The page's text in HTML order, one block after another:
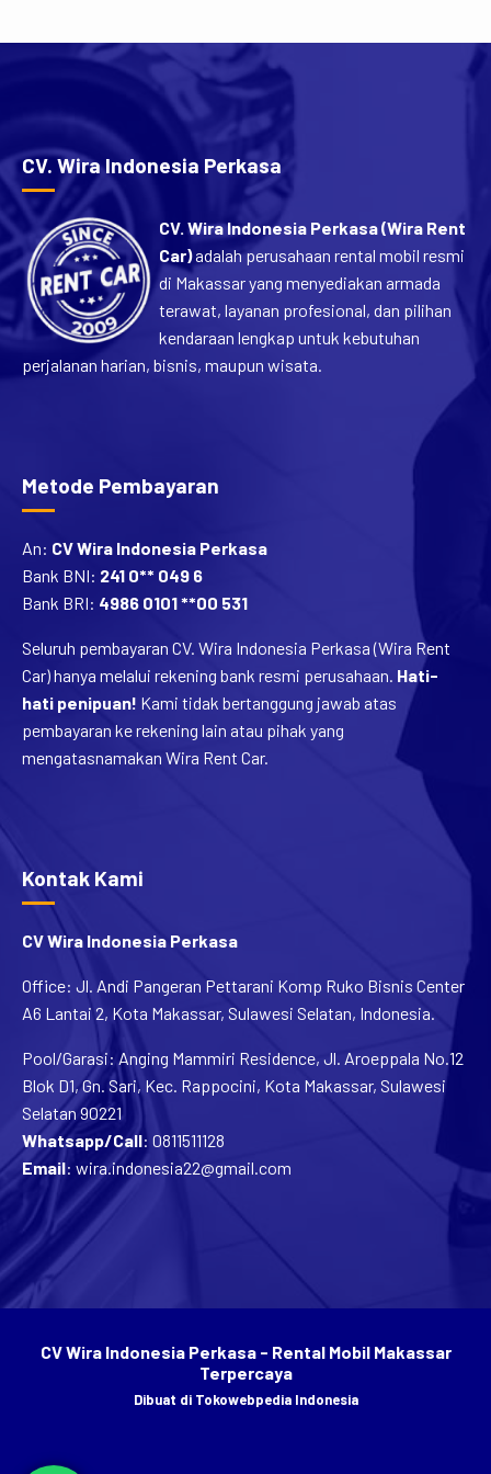
CV. Wira Indonesia Perkasa
CV. Wira Indonesia Perkasa (Wira Rent
Car)adalah perusahaan rental mobil resmi
di Makassar yang menyediakan armada
terawat, layanan profesional, dan pilihan
kendaraan lengkap untuk kebutuhan
perjalanan harian, bisnis, maupun wisata.
Metode Pembayaran
An: CV Wira Indonesia Perkasa
Bank BNI: 241 0** 049 6
Bank BRI: 4986 0101 **00 531
Seluruh pembayaran CV. Wira Indonesia Perkasa (Wira Rent
Car) hanya melalui rekening bank resmi perusahaan. Hati-
hati penipuan! Kami tidak bertanggung jawab atas
pembayaran ke rekening lain atau pihak yang
mengatasnamakan Wira Rent Car.
Kontak Kami
CV Wira Indonesia Perkasa
Office: Jl. Andi Pangeran Pettarani Komp Ruko Bisnis Center
A6 Lantai 2, Kota Makassar, Sulawesi Selatan, Indonesia.
Pool/Garasi: Anging Mammiri Residence, Jl. Aroeppala No.12
Blok D1, Gn. Sari, Kec. Rappocini, Kota Makassar, Sulawesi
Selatan 90221
Whatsapp/Call: 0811511128
Email: wira.indonesia22@gmail.com
CV Wira Indonesia Perkasa - Rental Mobil Makassar
Terpercaya
Dibuat di Tokowebpedia Indonesia